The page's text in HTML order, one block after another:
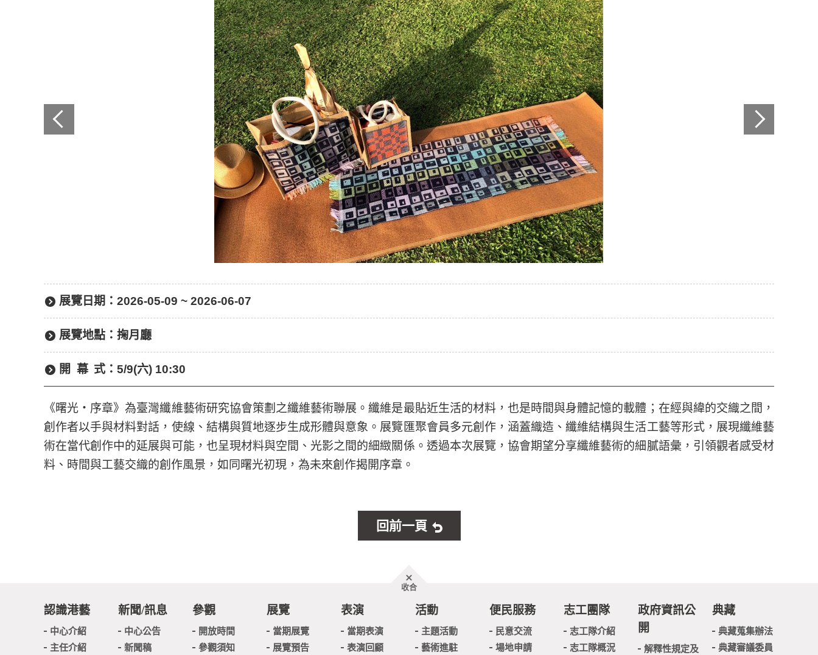
展覽日期： 2026-05-09 ~ 2026-06-07
展覽地點： 掬月廳
開幕 式： 5/9(六) 10:30
《曙光・序章》為臺灣纖維藝術研究協會策劃之纖維藝術聯展。纖維是最貼近生活的材料，也是時間與身體記憶的載體；在經與緯的交織之間，
創作者以手與材料對話，使線、結構與質地逐步生成形體與意象。展覽匯聚會員多元創作，涵蓋織造、纖維結構與生活工藝等形式，展現纖維藝
術在當代創作中的延展與可能，也呈現材料與空間、光影之間的細緻關係。透過本次展覽，協會期望分享纖維藝術的細膩語彙，引領觀者感受材
料、時間與工藝交織的創作風景，如同曙光初現，為未來創作揭開序章。
回前一頁
收合胖
尾
認識港藝
中心介紹
主任介紹
新聞/訊息
中心公告
新聞稿
參觀
開放時間
參觀須知
展覽
當期展覽
展覽預告
表演
當期表演
表演回顧
活動
主題活動
藝術進駐
便民服務
民意交流
場地申請
志工團隊
志工隊介紹
志工隊概況
政府資訊公
開
解釋性規定及
典藏
典藏蒐集辦法
典藏審議委員